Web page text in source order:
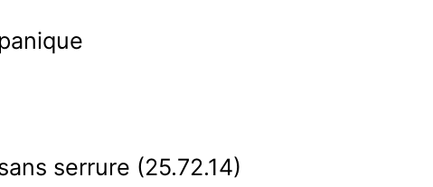
serrure (25.72.14)